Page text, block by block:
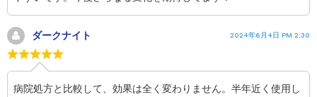
ダークナイト 2024年6月4日 PM 2:30
病院処方と比較して、効果は全く変わりません。半年近く使用し